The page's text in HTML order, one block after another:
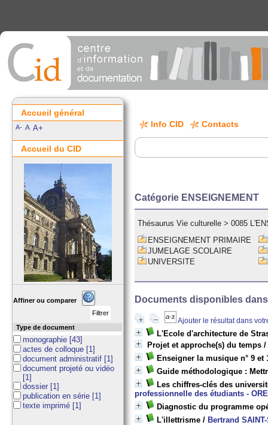
Info CID Contacts
Catégorie ENSEIGNEMENT
Thésaurus Vie culturelle >0085
ENSEIGNEMENT PRIMAIRE
JUMELAGE SCOLAIRE
UNIVERSITE
Documents disponibles
Ajouter le résultat dans
L'Ecole d'architecture de
Projet et approche(s) du temps
Enseigner la musique n° 9 et
Guide méthodologique :
Les chiffres-clés des
professionnelle des étudiants -
Diagnostic du programme
L'illettrisme / Bertrand
Accueil général
A- A A+
Accueil du CID
Affiner ou comparer
Type de document
monographie [43]
actes de colloque [1]
document administratif [1]
document projeté ou vidéo
[1]
dossier [1]
publication en série [1]
texte imprimé [1]